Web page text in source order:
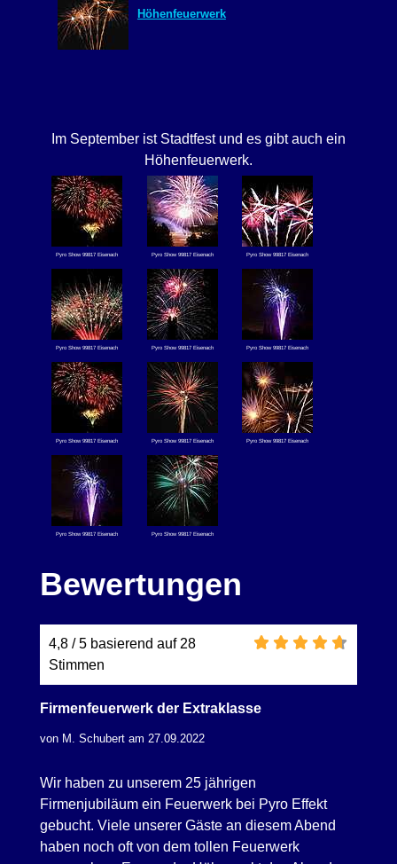
Höhenfeuerwerk
Im September ist Stadtfest und es gibt auch ein
Höhenfeuerwerk.
Pyro Show 99817 Eisenach Pyro Show 99817 Eisenach Pyro Show 99817 Eisenach
Pyro Show 99817 Eisenach Pyro Show 99817 Eisenach Pyro Show 99817 Eisenach
Pyro Show 99817 Eisenach Pyro Show 99817 Eisenach Pyro Show 99817 Eisenach
Pyro Show 99817 Eisenach Pyro Show 99817 Eisenach
Bewertungen
4,8 / 5 basierend auf 28
Stimmen
Firmenfeuerwerk der Extraklasse
von M. Schubert am 27.09.2022
Wir haben zu unserem 25 jährigen
Firmenjubiläum ein Feuerwerk bei Pyro Effekt
gebucht. Viele unserer Gäste an diesem Abend
haben noch oft von dem tollen Feuerwerk